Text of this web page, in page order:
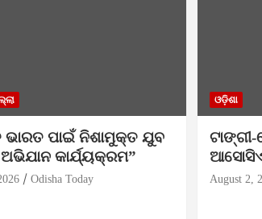
ପାଇଁ ନିଶାମୁକ୍ତ ଯୁବ
କାର୍ଯ୍ୟକ୍ରମ”
Odisha Today
ଓଡ଼ିଶା
August 2,